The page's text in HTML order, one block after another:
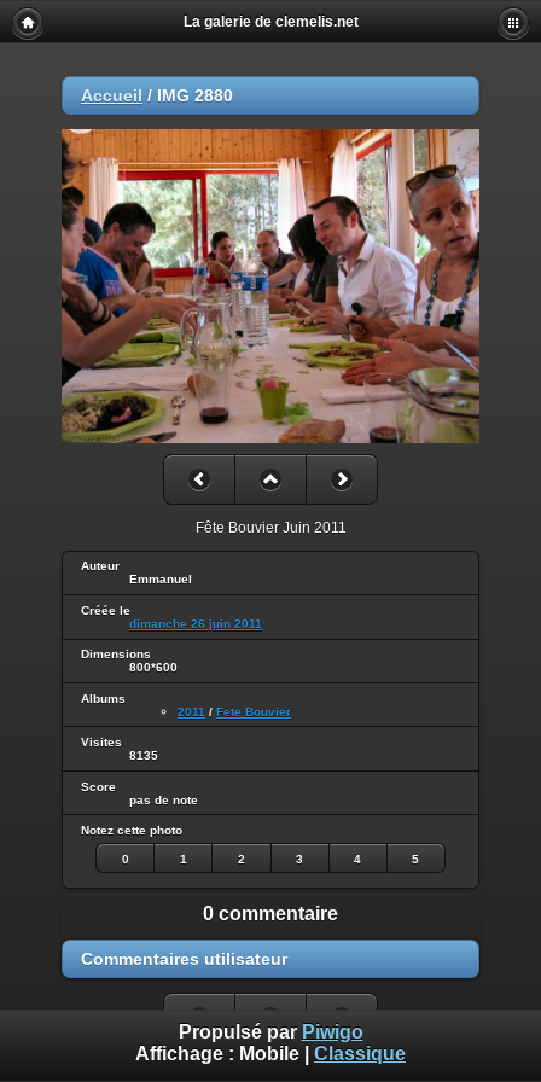
La galerie de clemelis.net
Accueil / IMG 2880
Fête Bouvier Juin 2011
Auteur
Emmanuel
Créée le
dimanche 26 juin 2011
Dimensions
800*600
Albums
2011 / Fete Bouvier
Visites
8135
Score
pas de note
Notez cette photo
0 1 2 3 4 5
0 commentaire
Commentaires utilisateur
Propulsé par Piwigo
Affichage : Mobile Classique